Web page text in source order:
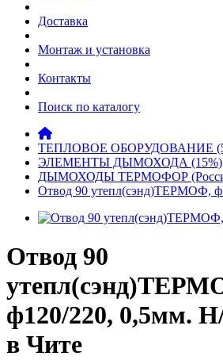
Доставка
Монтаж и установка
Контакты
Поиск по каталогу
ТЕПЛОВОЕ ОБОРУДОВАНИЕ
ЭЛЕМЕНТЫ ДЫМОХОДА (15%)
ДЫМОХОДЫ ТЕРМОФОР
Отвод 90 утепл(сэнд)ТЕРМОФ,
Отвод 90
ф120/220, 0,5мм.
в Чите